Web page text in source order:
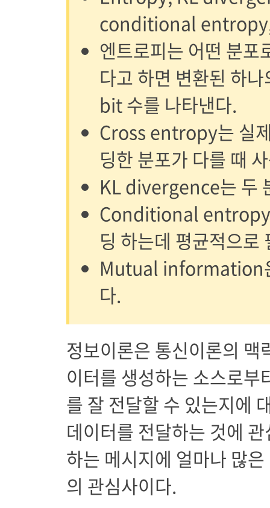
conditional
엔트로피는 어떤 분포
다고 하면 변환된 하
bit 수를 나타낸다.
Cross entropy는 실
딩한 분포가 다를 때
KL divergence는 두
Conditional entropy
딩 하는데 평균적으
Mutual information
다.
정보이론은 통신이론의
이터를 생성하는 소스로
를 잘 전달할 수 있는지에
데이터를 전달하는 것에
하는 메시지에 얼마나 많
의 관심사이다.